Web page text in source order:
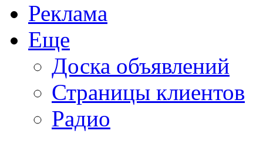
Реклама
Еще
Доска объявлений
Страницы клиентов
Радио